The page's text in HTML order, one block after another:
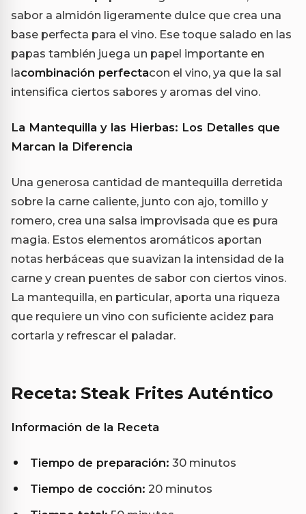
sabor a almidón ligeramente dulce que crea una
base perfecta para el vino. Ese toque salado en las
papas también juega un papel importante en
lacombinación perfectacon el vino, ya que la sal
intensifica ciertos sabores y aromas del vino.
La Mantequilla y las Hierbas: Los Detalles que
Marcan la Diferencia
Una generosa cantidad de mantequilla derretida
sobre la carne caliente, junto con ajo, tomillo y
romero, crea una salsa improvisada que es pura
magia. Estos elementos aromáticos aportan
notas herbáceas que suavizan la intensidad de la
carne y crean puentes de sabor con ciertos vinos.
La mantequilla, en particular, aporta una riqueza
que requiere un vino con suficiente acidez para
cortarla y refrescar el paladar.
Receta: Steak Frites Auténtico
Información de la Receta
Tiempo de preparación: 30 minutos
Tiempo de cocción: 20 minutos